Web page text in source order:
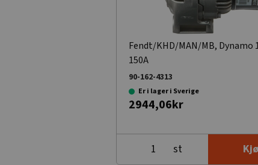
Fendt/KHD/MAN/MB, Dynamo
150A
90-162-4313
Er i lager i Sverige
2944,06kr
st